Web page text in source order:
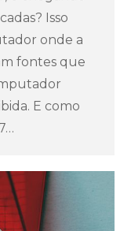
Isso
onde a
fontes que
E como